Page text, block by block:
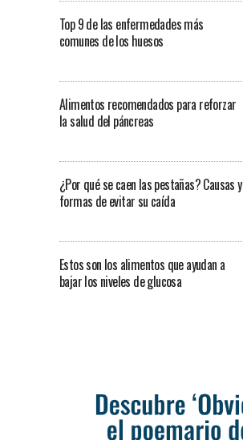
Top 9 de las enfermedades más
comunes de los huesos
Alimentos recomendados para reforzar
la salud del páncreas
¿Por qué se caen las pestañas? Causas y
formas de evitar su caída
Estos son los alimentos que ayudan a
bajar los niveles de glucosa